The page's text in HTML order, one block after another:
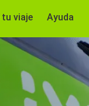
tu viaje Ayuda